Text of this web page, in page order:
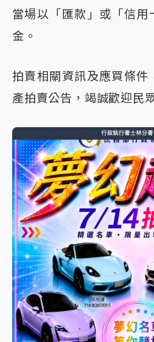
當場以「匯款」或「信用
金。
拍賣相關資訊及應買條件
產拍賣公告，竭誠歡迎民